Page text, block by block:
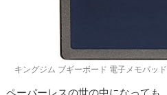
キングジム ブギーボード 電子メモパッ